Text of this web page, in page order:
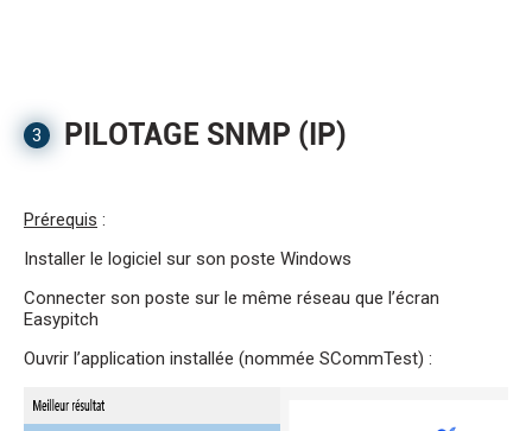
3 PILOTAGE SNMP (IP)
Prérequis :
Installer le logiciel sur son poste Windows
Connecter son poste sur le même réseau que l’écran
Easypitch
Ouvrir l’application installée (nommée SCommTest) :